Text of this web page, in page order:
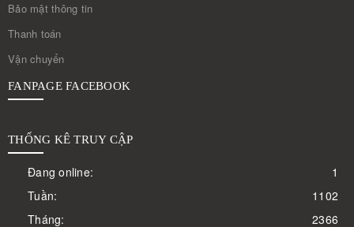
Bảo mật thông tin
Thanh toán
Vận chuyển
FANPAGE FACEBOOK
THỐNG KÊ TRUY CẬP
Đang online:
1
Tuần:
1102
Tháng:
2366